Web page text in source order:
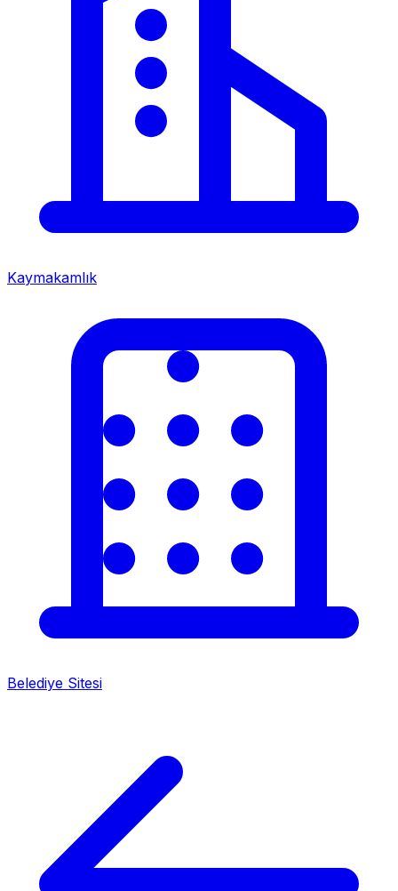
Kaymakamlık
Belediye Sitesi